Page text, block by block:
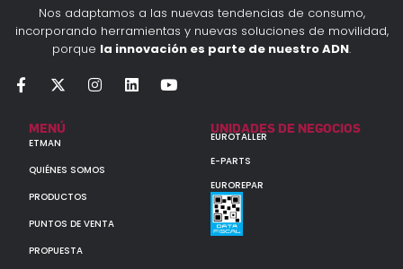
Nos adaptamos a las nuevas tendencias de consumo,
incorporando herramientas y nuevas soluciones de movilidad,
porque la innovación es parte de nuestro ADN.
MENÚ
ETMAN
QUIÉNES SOMOS
PRODUCTOS
PUNTOS DE VENTA
PROPUESTA
UNIDADES DE NEGOCIOS
EUROTALLER
E-PARTS
EUROREPAR